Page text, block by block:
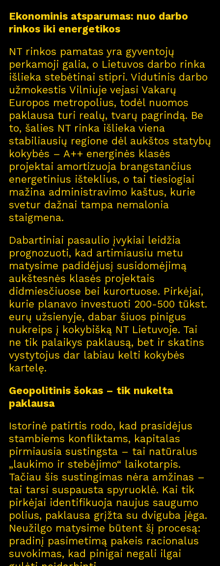
Apiemus
Karjera
Naujienos
Naujų namų kortelė
Kontaktai
Ekonominis atsparumas: nuo darbo
rinkos iki energetikos
NT rinkos pamatas yra gyventojų
perkamoji galia, o Lietuvos darbo rinka
išlieka stebėtinai stipri. Vidutinis darbo
užmokestis Vilniuje vejasi Vakarų
Europos metropolius, todėl nuomos
paklausa turi realų, tvarų pagrindą. Be
to, šalies NT rinka išlieka viena
stabiliausių regione dėl aukštos statybų
kokybės – A++ energinės klasės
projektai amortizuoja brangstančius
energetinius išteklius, o tai tiesiogiai
mažina administravimo kaštus, kurie
svetur dažnai tampa nemalonia
staigmena.
Dabartiniai pasaulio įvykiai leidžia
prognozuoti, kad artimiausiu metu
matysime padidėjusį susidomėjimą
aukštesnės klasės projektais
didmiesčiuose bei kurortuose. Pirkėjai,
kurie planavo investuoti 200-500 tūkst.
eurų užsienyje, dabar šiuos pinigus
nukreips į kokybišką NT Lietuvoje. Tai
ne tik palaikys paklausą, bet ir skatins
vystytojus dar labiau kelti kokybės
kartelę.
Geopolitinis šokas – tik nukelta
paklausa
Istorinė patirtis rodo, kad prasidėjus
stambiems konfliktams, kapitalas
pirmiausia sustingsta – tai natūralus
„laukimo ir stebėjimo“ laikotarpis.
Tačiau šis sustingimas nėra amžinas –
tai tarsi suspausta spyruoklė. Kai tik
pirkėjai identifikuoja naujus saugumo
polius, paklausa grįžta su dviguba jėga.
Neužilgo matysime būtent šį procesą:
pradinį pasimetimą pakeis racionalus
suvokimas, kad pinigai negali ilgai